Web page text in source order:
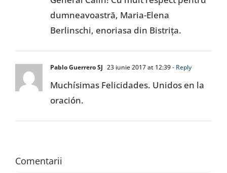
dumneavoastră, Maria-Elena
Berlinschi, enoriasa din Bistrița.
Pablo Guerrero SJ 23 iunie 2017 at 12:39- Reply
Muchísimas Felicidades. Unidos en la
oración.
Comentarii